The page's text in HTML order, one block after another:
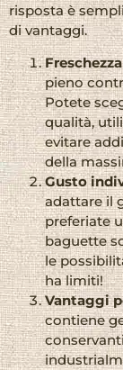
risposta è
di vantaggi.
pieno
Potete
qualità,
evitare
della
Gusto
adattare il
preferiate
baguette
le
ha limiti!
Vantaggi
contiene